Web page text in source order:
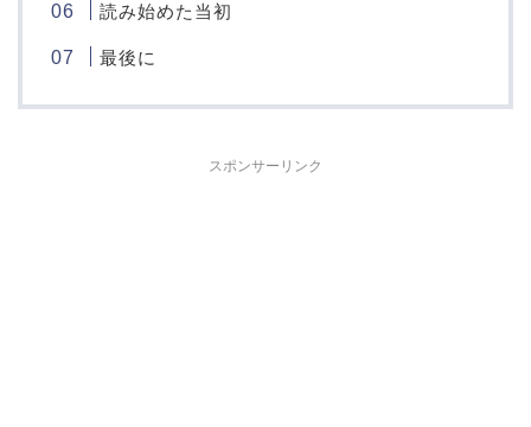
読み始めた当初
最後に
スポンサーリンク